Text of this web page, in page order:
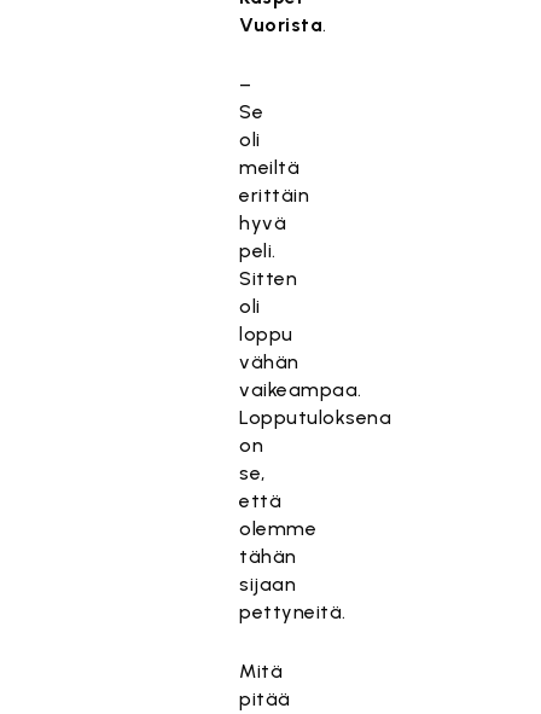
Vuorista.
–
Se
oli
meiltä
erittäin
hyvä
peli.
Sitten
oli
loppu
vähän
vaikeampaa.
Lopputuloksena
on
se,
että
olemme
tähän
sijaan
pettyneitä.
Mitä
pitää